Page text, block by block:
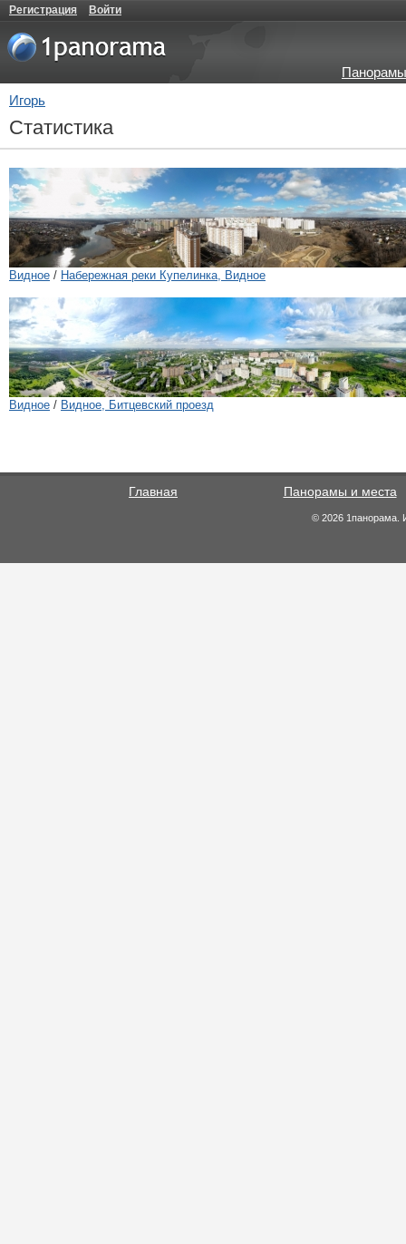
Регистрация Войти
Игорь
Статистика
Видное / Набережная реки Купелинка, Видное
Видное / Видное, Битцевский проезд
Главная Панорамы и места
© 2026 1панорама.